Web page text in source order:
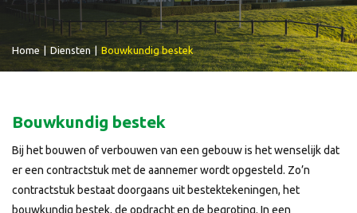
Home Diensten | Bouwkundig bestek
Bouwkundig bestek
Bij het bouwen of verbouwen van een gebouw is het wenselijk dat
er een contractstuk met de aannemer wordt opgesteld. Zo’n
contractstuk bestaat doorgaans uit bestektekeningen, het
bouwkundig bestek, de opdracht en de begroting. In een